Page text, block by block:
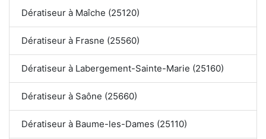
Dératiseur à Maîche (25120)
Dératiseur à Frasne (25560)
Dératiseur à Labergement-Sainte-Marie (25160)
Dératiseur à Saône (25660)
Dératiseur à Baume-les-Dames (25110)